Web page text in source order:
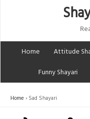
Home
Attitude
Funny Shayari
Home Sad Shayari